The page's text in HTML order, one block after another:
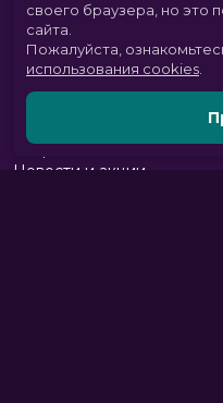
Скоро в кино
Новости и акции
своего браузера, но это
сайта.
Пожалуйста,
использования cookies